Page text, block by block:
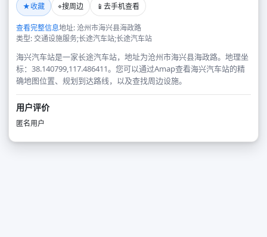
★收藏 ⌖搜周边 📱 去手机查看
查看完整信息地址: 沧州市海兴县海政路
类型: 交通设施服务;长途汽车站;长途汽车站
海兴汽车站是一家长途汽车站，地址为沧州市海兴县海政路。地理坐
标：38.140799,117.486411。您可以通过Amap查看海兴汽车站的精
确地图位置、规划到达路线，以及查找周边设施。
用户评价
匿名用户